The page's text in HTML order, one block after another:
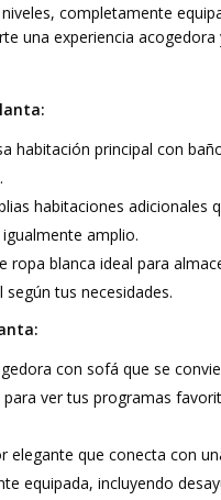
completamente
una experiencia acogedora
habitación principal con
habitaciones adicionales
amplio.
ropa blanca ideal para
según tus necesidades.
con sofá que se
ver tus programas
elegante que conecta con
equipada, incluyendo